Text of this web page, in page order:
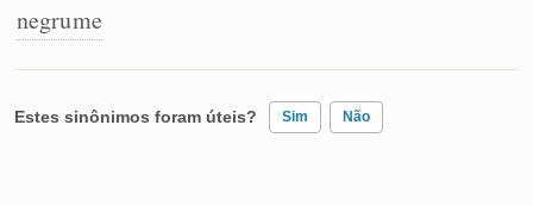
Caça-palavras
negrume
Estes sinônimos foram úteis? Sim Não